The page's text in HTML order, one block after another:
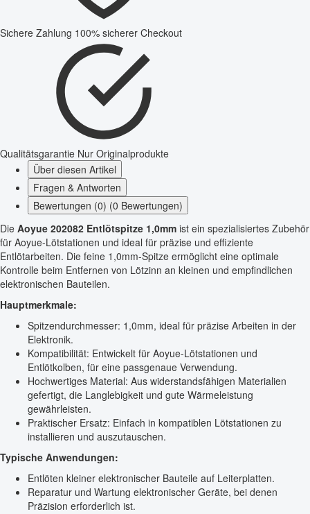
Sichere Zahlung 100% sicherer Checkout
Qualitätsgarantie Nur Originalprodukte
Über diesen Artikel
Fragen & Antworten
Bewertungen (0) (0 Bewertungen)
Die Aoyue 202082 Entlötspitze 1,0mm ist ein spezialisiertes Zubehör
für Aoyue-Lötstationen und ideal für präzise und effiziente
Entlötarbeiten. Die feine 1,0mm-Spitze ermöglicht eine optimale
Kontrolle beim Entfernen von Lötzinn an kleinen und empfindlichen
elektronischen Bauteilen.
Hauptmerkmale:
Spitzendurchmesser: 1,0mm, ideal für präzise Arbeiten in der
Elektronik.
Kompatibilität: Entwickelt für Aoyue-Lötstationen und
Entlötkolben, für eine passgenaue Verwendung.
Hochwertiges Material: Aus widerstandsfähigen Materialien
gefertigt, die Langlebigkeit und gute Wärmeleistung
gewährleisten.
Praktischer Ersatz: Einfach in kompatiblen Lötstationen zu
installieren und auszutauschen.
Typische Anwendungen:
Entlöten kleiner elektronischer Bauteile auf Leiterplatten.
Reparatur und Wartung elektronischer Geräte, bei denen
Präzision erforderlich ist.